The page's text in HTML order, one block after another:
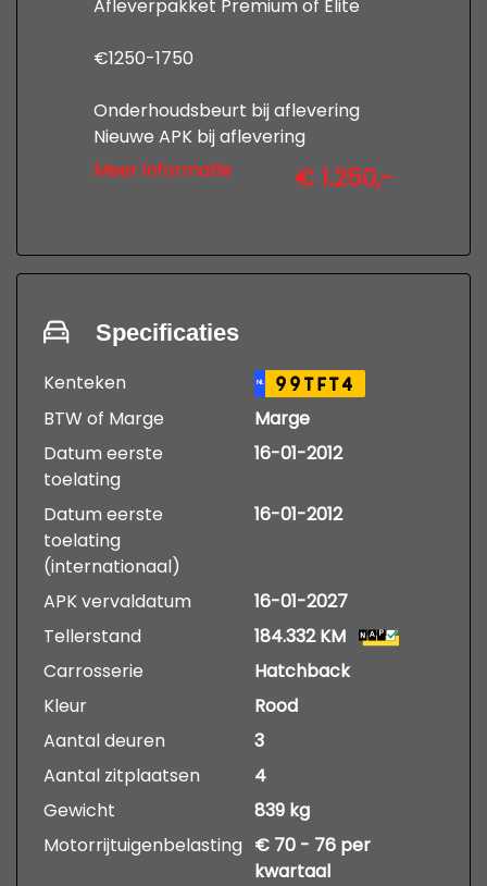
Afleverpakket Premium of Elite
€1250-1750
Onderhoudsbeurt bij aflevering
Nieuwe APK bij aflevering
12 maanden uitgebreide garantie
Professionele poetsbeurt en
kijk op www,autobedrijfdevries.nl
Meer informatie € 1.250,-
Specificaties
Kenteken NL 99TFT4
BTW of Marge
Marge
Datum eerste
toelating
16-01-2012
Datum eerste
toelating
(internationaal)
16-01-2012
APK vervaldatum
16-01-2027
Tellerstand
184.332 KM
Carrosserie
Hatchback
Kleur
Rood
Aantal deuren
3
Aantal zitplaatsen
4
Gewicht
839 kg
Motorrijtuigenbelasting € 70 - 76 per
kwartaal